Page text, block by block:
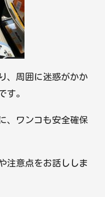
、周囲に迷惑がかか
す。
、ワンコも安全確保
注意点をお話ししま